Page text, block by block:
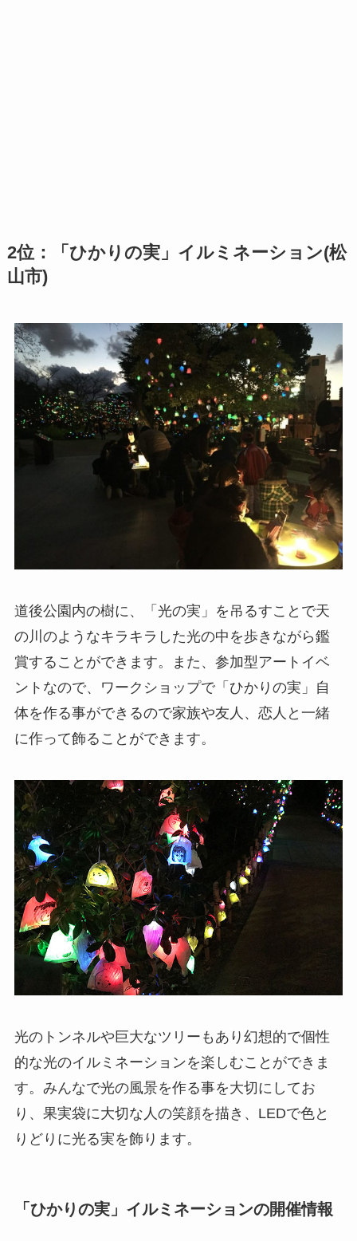
2位：「ひかりの実」イルミネーション(松
山市)
道後公園内の樹に、「光の実」を吊るすことで天
の川のようなキラキラした光の中を歩きながら鑑
賞することができます。また、参加型アートイベ
ントなので、ワークショップで「ひかりの実」自
体を作る事ができるので家族や友人、恋人と一緒
に作って飾ることができます。
光のトンネルや巨大なツリーもあり幻想的で個性
的な光のイルミネーションを楽しむことができま
す。みんなで光の風景を作る事を大切にしてお
り、果実袋に大切な人の笑顔を描き、LEDで色と
りどりに光る実を飾ります。
「ひかりの実」イルミネーションの開催情報